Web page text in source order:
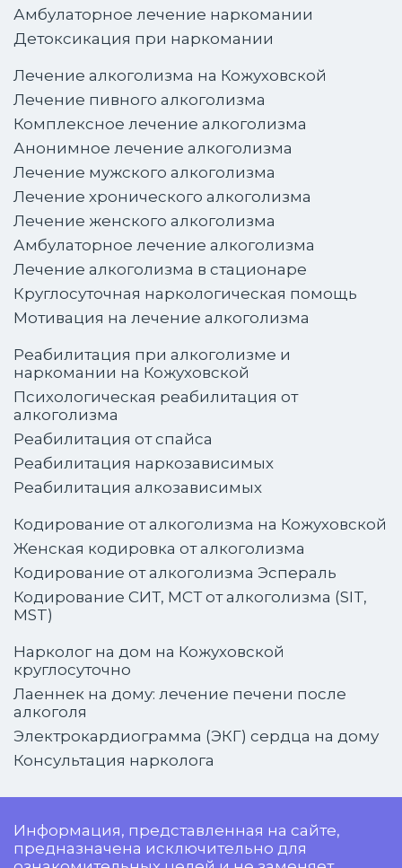
Амбулаторное лечение наркомании
Детоксикация при наркомании
Лечение алкоголизма на Кожуховской
Лечение пивного алкоголизма
Комплексное лечение алкоголизма
Анонимное лечение алкоголизма
Лечение мужского алкоголизма
Лечение хронического алкоголизма
Лечение женского алкоголизма
Амбулаторное лечение алкоголизма
Лечение алкоголизма в стационаре
Круглосуточная наркологическая помощь
Мотивация на лечение алкоголизма
Реабилитация при алкоголизме и
наркомании на Кожуховской
Психологическая реабилитация от
алкоголизма
Реабилитация от спайса
Реабилитация наркозависимых
Реабилитация алкозависимых
Кодирование от алкоголизма на Кожуховской
Женская кодировка от алкоголизма
Кодирование от алкоголизма Эспераль
Кодирование СИТ, МСТ от алкоголизма (SIT,
MST)
Нарколог на дом на Кожуховской
круглосуточно
Лаеннек на дому: лечение печени после
алкоголя
Электрокардиограмма (ЭКГ) сердца на дому
Консультация нарколога
Информация, представленная на сайте,
предназначена исключительно для